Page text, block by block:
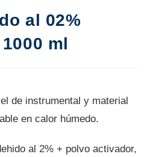
al 02%
ml
de instrumental y material
en calor húmedo.
al 2% + polvo activador,